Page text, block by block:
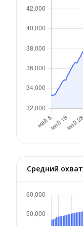
Средний охват